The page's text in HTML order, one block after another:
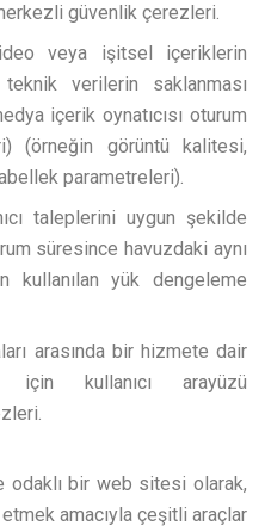
güvenlik çerezleri.
veya işitsel içeriklerin
verilerin saklanması
içerik oynatıcısı oturum
(örneğin görüntü kalitesi,
parametreleri).
taleplerini uygun şekilde
süresince havuzdaki aynı
kullanılan yük dengeleme
arasında bir hizmete dair
için kullanıcı arayüzü
odaklı bir web sitesi olarak,
amacıyla çeşitli araçlar